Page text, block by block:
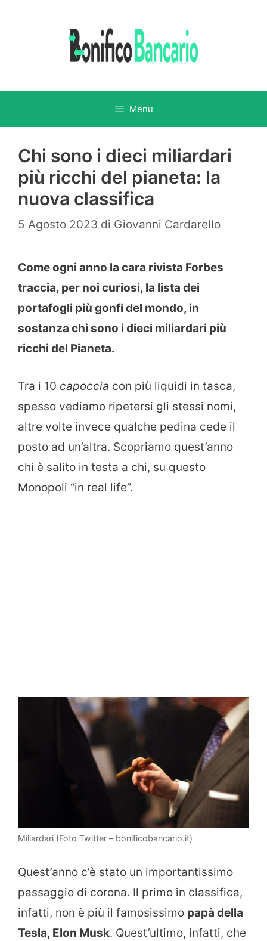
Menu
Chi sono i dieci miliardari
più ricchi del pianeta: la
nuova classifica
5 Agosto 2023 di Giovanni Cardarello
Come ogni anno la cara rivista Forbes
traccia, per noi curiosi, la lista dei
portafogli più gonfi del mondo, in
sostanza chi sono i dieci miliardari più
ricchi del Pianeta.
Tra i 10 capoccia con più liquidi in tasca,
spesso vediamo ripetersi gli stessi nomi,
altre volte invece qualche pedina cede il
posto ad un’altra. Scopriamo quest’anno
chi è salito in testa a chi, su questo
Monopoli “in real life”.
Miliardari (Foto Twitter – bonificobancario.it)
Quest’anno c’è stato un importantissimo
passaggio di corona. Il primo in classifica,
infatti, non è più il famosissimo papà della
Tesla, Elon Musk. Quest’ultimo, infatti, che